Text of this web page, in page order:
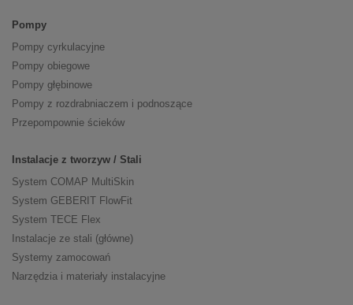
Pompy
Pompy cyrkulacyjne
Pompy obiegowe
Pompy głębinowe
Pompy z rozdrabniaczem i podnoszące
Przepompownie ścieków
Instalacje z tworzyw / Stali
System COMAP MultiSkin
System GEBERIT FlowFit
System TECE Flex
Instalacje ze stali (główne)
Systemy zamocowań
Narzędzia i materiały instalacyjne